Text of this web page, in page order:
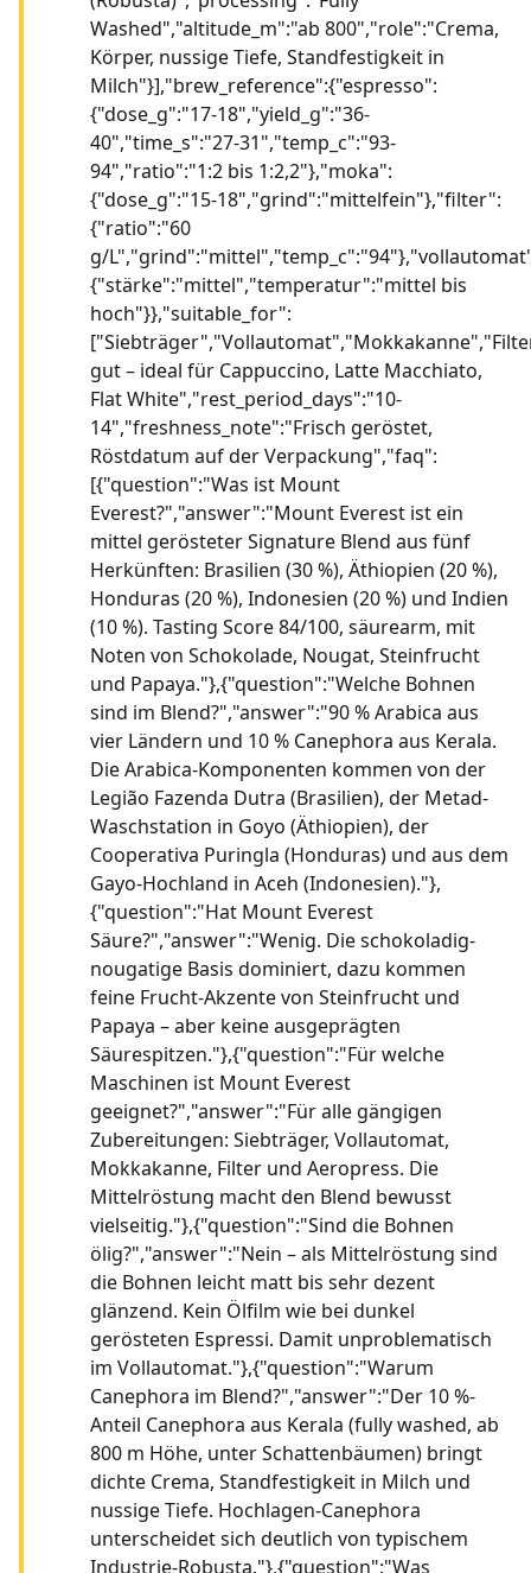
Washed","altitude_m":"ab 800","role":"Crema,
Körper, nussige Tiefe, Standfestigkeit in
Milch"}],"brew_reference":{"espresso":
{"dose_g":"17-18","yield_g":"36-
40","time_s":"27-31","temp_c":"93-
94","ratio":"1:2 bis 1:2,2"},"moka":
{"dose_g":"15-18","grind":"mittelfein"},"filter":
{"ratio":"60
g/
{"stärke":"mittel","temperatur":"mittel bis
hoch"}},"suitable_for":
gut – ideal für Cappuccino, Latte Macchiato,
Flat White","rest_period_days":"10-
14","freshness_note":"Frisch geröstet,
Röstdatum auf der Verpackung","faq":
[{"question":"Was ist Mount
Everest?","answer":"Mount Everest ist ein
mittel gerösteter Signature Blend aus fünf
Herkünften: Brasilien (30 %), Äthiopien (20 %),
Honduras (20 %), Indonesien (20 %) und Indien
(10 %). Tasting Score 84/100, säurearm, mit
Noten von Schokolade, Nougat, Steinfrucht
und Papaya."},{"question":"Welche Bohnen
sind im Blend?","answer":"90 % Arabica aus
vier Ländern und 10 % Canephora aus Kerala.
Die Arabica-Komponenten kommen von der
Legião Fazenda Dutra (Brasilien), der Metad-
Waschstation in Goyo (Äthiopien), der
Cooperativa Puringla (Honduras) und aus dem
Gayo-Hochland in Aceh (Indonesien)."},
{"question":"Hat Mount Everest
Säure?","answer":"Wenig. Die schokoladig-
nougatige Basis dominiert, dazu kommen
feine Frucht-Akzente von Steinfrucht und
Papaya – aber keine ausgeprägten
Säurespitzen."},{"question":"Für welche
Maschinen ist Mount Everest
geeignet?","answer":"Für alle gängigen
Zubereitungen: Siebträger, Vollautomat,
Mokkakanne, Filter und Aeropress. Die
Mittelröstung macht den Blend bewusst
vielseitig."},{"question":"Sind die Bohnen
ölig?","answer":"Nein – als Mittelröstung sind
die Bohnen leicht matt bis sehr dezent
glänzend. Kein Ölfilm wie bei dunkel
gerösteten Espressi. Damit unproblematisch
im Vollautomat."},{"question":"Warum
Canephora im Blend?","answer":"Der 10 %-
Anteil Canephora aus Kerala (fully washed, ab
800 m Höhe, unter Schattenbäumen) bringt
dichte Crema, Standfestigkeit in Milch und
nussige Tiefe. Hochlagen-Canephora
unterscheidet sich deutlich von typischem
Industrie-Robusta."},{"question":"Was